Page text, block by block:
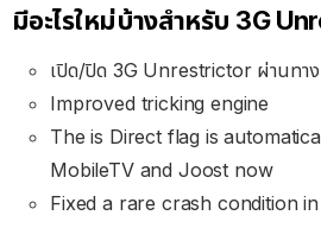
มีอะไรใหม่บ้างสำหรับ 3G
เปิด/ปิด 3G Unrestrictor ผ่านทา
Improved tricking engine
The is Direct flag is
MobileTV and Joost now
Fixed a rare crash condition